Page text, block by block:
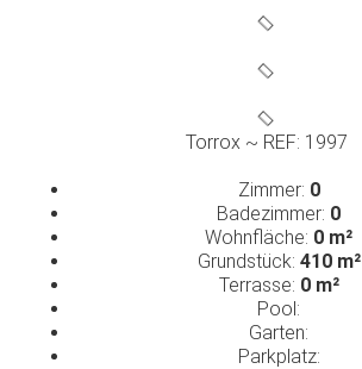
Torrox ~ REF: 1997
Zimmer: 0
Badezimmer: 0
Wohnfläche: 0 m²
Grundstück: 410 m²
Terrasse: 0 m²
Pool:
Garten:
Parkplatz: